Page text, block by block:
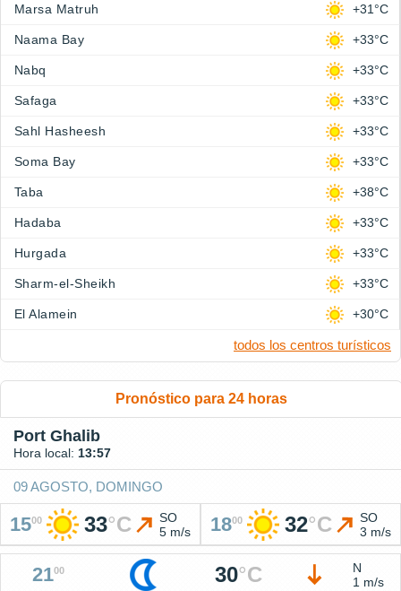
Marsa Matruh +31°C
Naama Bay +33°C
Nabq +33°C
Safaga +33°C
Sahl Hasheesh +33°C
Soma Bay +33°C
Taba +38°C
Hadaba +33°C
Hurgada +33°C
Sharm-el-Sheikh +33°C
El Alamein +30°C
todos los centros turísticos
Pronóstico para 24 horas
Port Ghalib
Hora local: 13:57
09 AGOSTO, DOMINGO
1500 33°C
SO
5 m/s
1800 32°C
SO
3 m/s
2100 30°C
N
1 m/s